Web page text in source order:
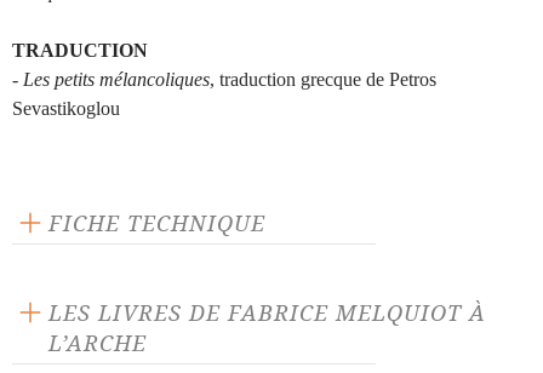
TRADUCTION
- Les petits mélancoliques, traduction grecque de Petros
Sevastikoglou
FICHE TECHNIQUE
Langue source : français
Nombre de personnages masculins : 6
Nombre de personnages féminins : 1
LES LIVRES DE FABRICE MELQUIOT À
L’ARCHE